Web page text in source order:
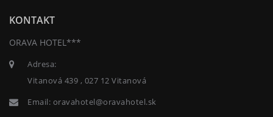
KONTAKT
ORAVA HOTEL***
Adresa:
Vitanová 439 , 027 12 Vitanová
Email: oravahotel@oravahotel.sk